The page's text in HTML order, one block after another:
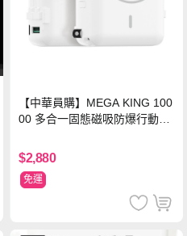
【中華員購】MEGA KING 100
00 多合一固態磁吸防爆行動電
$2,880
免運